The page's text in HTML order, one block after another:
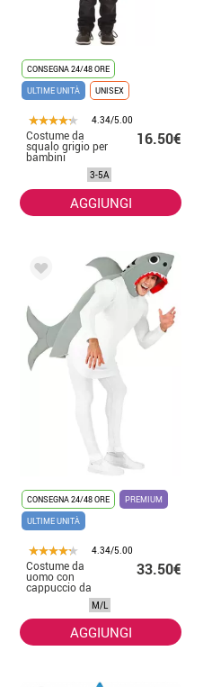
CONSEGNA 24/48 ORE
ULTIME UNITÀ
UNISEX
4.34/5.00
Costume da
squalo grigio per
bambini
16.50€
3-5A
AGGIUNGI
CONSEGNA 24/48 ORE
PREMIUM
ULTIME UNITÀ
4.34/5.00
Costume da
uomo con
cappuccio da
squalo grigio
33.50€
M/L
AGGIUNGI